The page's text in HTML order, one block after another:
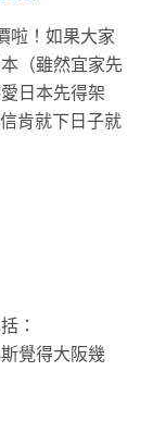
啦！如果大家
（雖然宜家先
日本先得架
肯就下日子就
：
覺得大阪幾